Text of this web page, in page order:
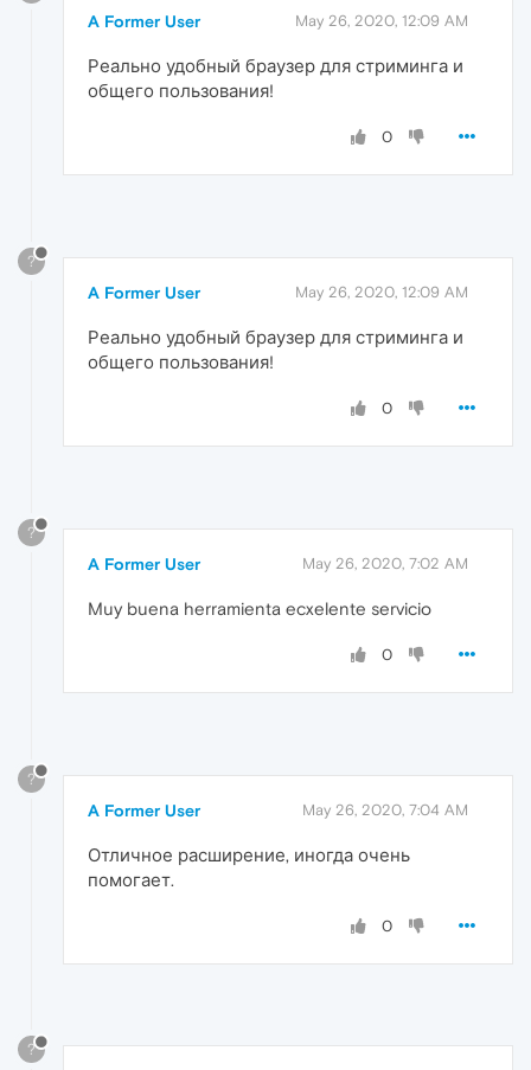
A Former User May 26, 2020, 12:09 AM
Реально удобный браузер для стриминга и
общего пользования!
0
?
A Former User May 26, 2020, 12:09 AM
Реально удобный браузер для стриминга и
общего пользования!
0
?
A Former User May 26, 2020, 7:02 AM
Muy buena herramienta ecxelente servicio
0
?
A Former User May 26, 2020, 7:04 AM
Отличное расширение, иногда очень
помогает.
0
?